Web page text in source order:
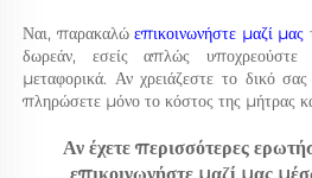
Ναι, παρακαλώ επικοινωνήστε μαζί μας
δωρεάν, εσείς απλώς
μεταφορικά. Αν χρειάζεστε το δικό
πληρώσετε μόνο το κόστος της μήτρας
Αν έχετε περισσότερες